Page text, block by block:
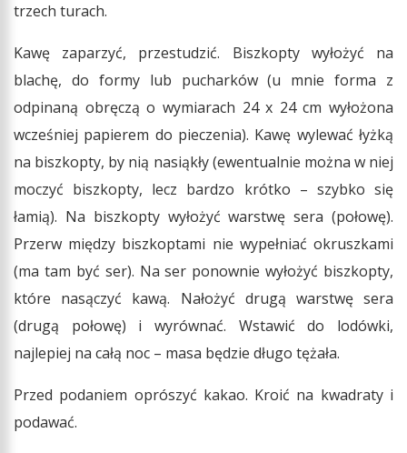
trzech turach.
Kawę zaparzyć, przestudzić. Biszkopty wyłożyć na
blachę, do formy lub pucharków (u mnie forma z
odpinaną obręczą o wymiarach 24 x 24 cm wyłożona
wcześniej papierem do pieczenia). Kawę wylewać łyżką
na biszkopty, by nią nasiąkły (ewentualnie można w niej
moczyć biszkopty, lecz bardzo krótko – szybko się
łamią). Na biszkopty wyłożyć warstwę sera (połowę).
Przerw między biszkoptami nie wypełniać okruszkami
(ma tam być ser). Na ser ponownie wyłożyć biszkopty,
które nasączyć kawą. Nałożyć drugą warstwę sera
(drugą połowę) i wyrównać. Wstawić do lodówki,
najlepiej na całą noc – masa będzie długo tężała.
Przed podaniem oprószyć kakao. Kroić na kwadraty i
podawać.